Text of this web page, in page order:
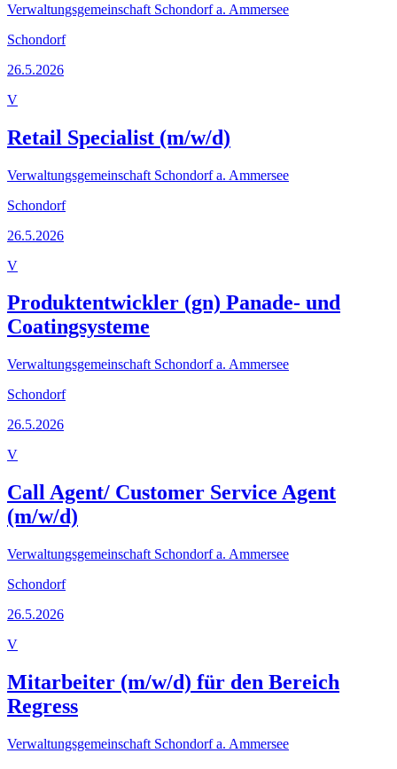
Verwaltungsgemeinschaft Schondorf a. Ammersee
Schondorf
26.5.2026
V
Retail Specialist (m/w/d)
Verwaltungsgemeinschaft Schondorf a. Ammersee
Schondorf
26.5.2026
V
Produktentwickler (gn) Panade- und
Coatingsysteme
Verwaltungsgemeinschaft Schondorf a. Ammersee
Schondorf
26.5.2026
V
Call Agent/ Customer Service Agent
(m/w/d)
Verwaltungsgemeinschaft Schondorf a. Ammersee
Schondorf
26.5.2026
V
Mitarbeiter (m/w/d) für den Bereich
Regress
Verwaltungsgemeinschaft Schondorf a. Ammersee